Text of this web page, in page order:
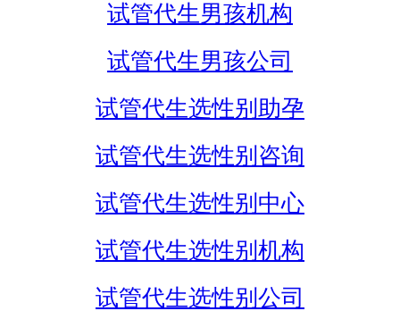
试管代生男孩机构
试管代生男孩公司
试管代生选性别助孕
试管代生选性别咨询
试管代生选性别中心
试管代生选性别机构
试管代生选性别公司